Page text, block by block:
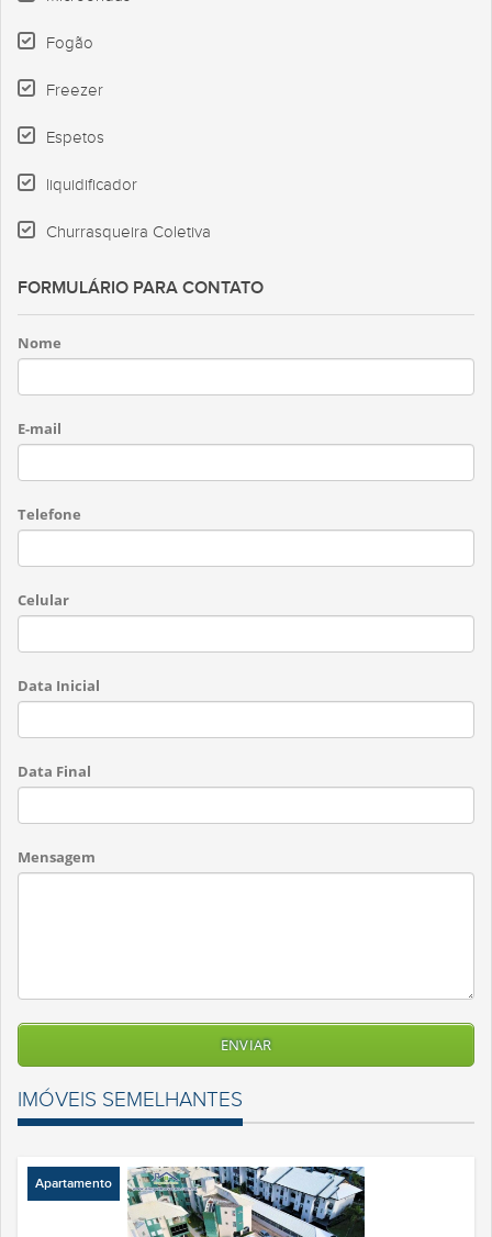
Fogão
Freezer
Espetos
liquidificador
Churrasqueira Coletiva
FORMULÁRIO PARA CONTATO
Nome
E-mail
Telefone
Celular
Data Inicial
Data Final
Mensagem
IMÓVEIS SEMELHANTES
Apartamento